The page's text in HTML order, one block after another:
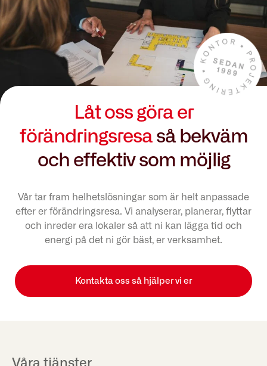
Låt oss göra er
förändringsresa så bekväm
och effektiv som möjlig
Vår tar fram helhetslösningar som är helt anpassade
efter er förändringsresa. Vi analyserar, planerar, flyttar
och inreder era lokaler så att ni kan lägga tid och
energi på det ni gör bäst, er verksamhet.
Kontakta oss så hjälper vi er
Våra tjänster